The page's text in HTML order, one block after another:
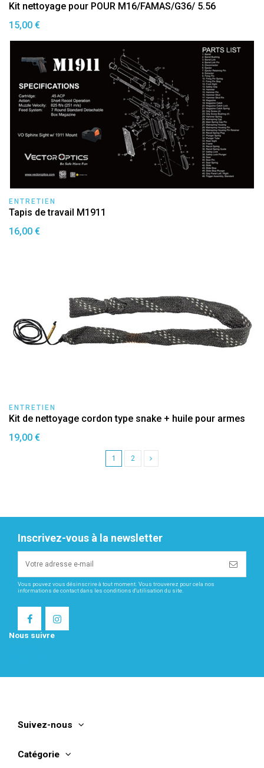
Kit nettoyage pour POUR M16/FAMAS/G36/ 5.56
15,00 €
ENTRETIEN
Tapis de travail M1911
16,00 €
ENTRETIEN
Kit de nettoyage cordon type snake + huile pour armes
19,00 €
1 2
Inscrivez-vous à la newsletter
Vous pouvez vous désinscrire à tout moment. Vous trouverez pour cela nos
informations de contact dans les conditions d'utilisation du site.
Nous suivre
Catégorie
Suivez-nous